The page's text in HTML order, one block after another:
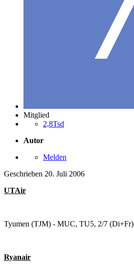
Mitglied
2,8Tsd
Autor
Melden
Geschrieben 20. Juli 2006
UTAir
Tyumen (TJM) - MUC, TU5, 2/7 (Di+Fr)
Ryanair